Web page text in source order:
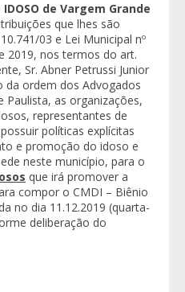
de Vargem Grande
que lhes são
03 e Lei Municipal nº
2019, nos termos do art.
Sr. Abner Petrussi Junior
da ordem dos Advogados
Paulista, as organizações,
representantes de
políticas explícitas
e promoção do idoso e
neste município, para o
que irá promover a
compor o CMDI – Biênio
no dia 11.12.2019 (quarta-
deliberação do